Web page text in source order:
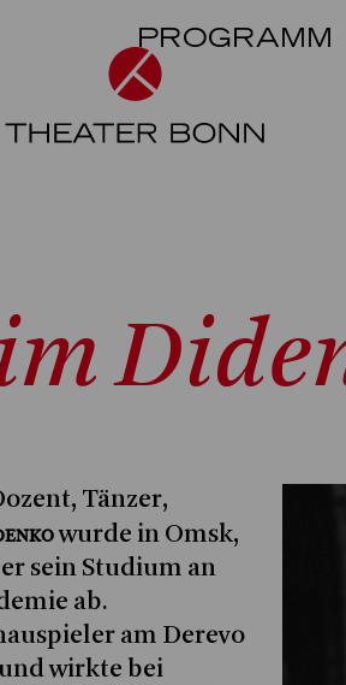
PROGRAMM
Tänzer,
wurde in Omsk,
sein Studium an
ab.
am Derevo
wirkte bei